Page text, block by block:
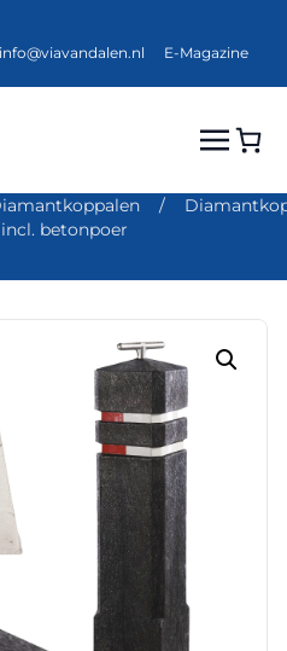
info@viavandalen.nl E-Magazine
/
betonpoer